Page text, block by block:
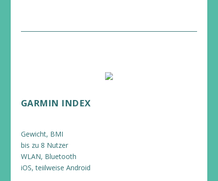
GARMIN INDEX
Gewicht, BMI
bis zu 8 Nutzer
WLAN, Bluetooth
iOS, teiilweise Android